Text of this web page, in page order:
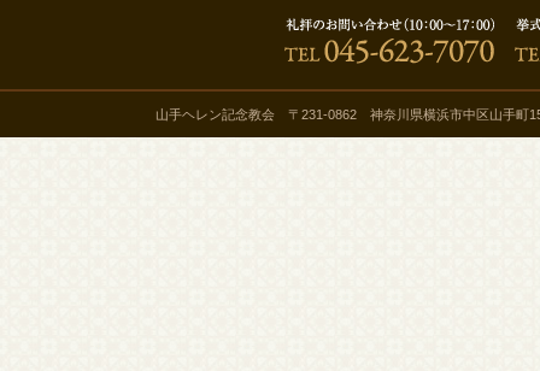
山手ヘレン記念教会 〒231-0862 神奈川県横浜市中区山手町